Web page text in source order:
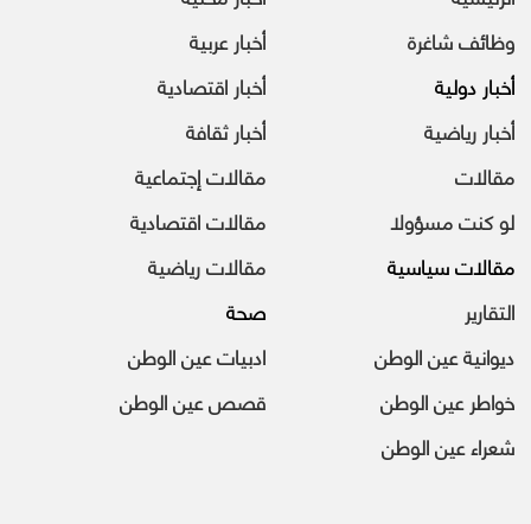
وظائف شاغرة
أخبار عربية
أخبار دولية
أخبار اقتصادية
أخبار رياضية
أخبار ثقافة
مقالات
مقالات إجتماعية
لو كنت مسؤولا
مقالات اقتصادية
مقالات سياسية
مقالات رياضية
التقارير
صحة
ديوانية عين الوطن
ادبيات عين الوطن
خواطر عين الوطن
قصص عين الوطن
شعراء عين الوطن